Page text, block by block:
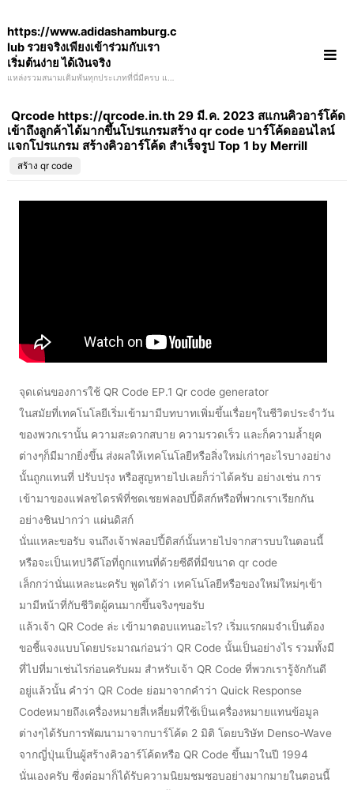
Skip
to
content
https://www.adidashamburg.c
lub รวยจริงเพียงเข้าร่วมกับเรา
เริ่มต้นง่าย ได้เงินจริง
แหล่งรวมสนามเดิมพันทุกประเภทที่นี่มีครบ แทง
Qrcode https://qrcode.in.th 29 มี.ค. 2023 สแกนคิวอาร์โค้ด
เข้าถึงลูกค้าได้มากขึ้นโปรแกรมสร้าง qr code บาร์โค้ดออนไลน์
แจกโปรแกรม สร้างคิวอาร์โค้ด สำเร็จรูป Top 1 by Merrill
สร้าง qr code
จุดเด่นของการใช้ QR Code EP.1 Qr code generator
ในสมัยที่เทคโนโลยีเริ่มเข้ามามีบทบาทเพิ่มขึ้นเรื่อยๆในชีวิตประจำวัน
ของพวกเรานั้น ความสะดวกสบาย ความรวดเร็ว และก็ความล้ำยุค
ต่างๆก็มีมากยิ่งขึ้น ส่งผลให้เทคโนโลยีหรือสิ่งใหม่เก่าๆอะไรบางอย่าง
นั้นถูกแทนที่ ปรับปรุง หรือสูญหายไปเลยก็ว่าได้ครับ อย่างเช่น การ
เข้ามาของแฟลชไดรฟ์ที่ชดเชยฟลอปปี้ดิสก์หรือที่พวกเราเรียกกัน
อย่างชินปากว่า แผ่นดิสก์
นั่นแหละขอรับ จนถึงเจ้าฟลอปปี้ดิสก์นั้นหายไปจากสารบบในตอนนี้
หรือจะเป็นเทปวิดีโอที่ถูกแทนที่ด้วยซีดีที่มีขนาด qr code
เล็กกว่านั่นแหละนะครับ พูดได้ว่า เทคโนโลยีหรือของใหม่ใหม่ๆเข้า
มามีหน้าที่กับชีวิตผู้คนมากขึ้นจริงๆขอรับ
แล้วเจ้า QR Code ล่ะ เข้ามาตอบแทนอะไร? เริ่มแรกผมจำเป็นต้อง
ขอชี้แจงแบบโดยประมาณก่อนว่า QR Code นั้นเป็นอย่างไร รวมทั้งมี
ที่ไปที่มาเช่นไรก่อนครับผม สำหรับเจ้า QR Code ที่พวกเรารู้จักกันดี
อยู่แล้วนั้น คำว่า QR Code ย่อมาจากคำว่า Quick Response
Codeหมายถึงเครื่องหมายสี่เหลี่ยมที่ใช้เป็นเครื่องหมายแทนข้อมูล
ต่างๆได้รับการพัฒนามาจากบาร์โค้ด 2 มิติ โดยบริษัท Denso-Wave
จากญี่ปุ่นเป็นผู้สร้างคิวอาร์โค้ดหรือ QR Code ขึ้นมาในปี 1994
นั่นเองครับ ซึ่งต่อมาก็ได้รับความนิยมชมชอบอย่างมากมายในตอนนี้